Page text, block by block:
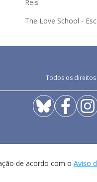
Reis
The Love School -
Todos os
de acordo com o Aviso